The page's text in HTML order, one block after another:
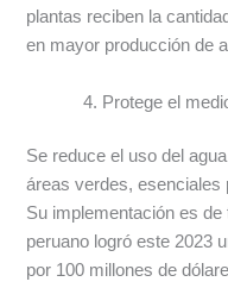
plantas reciben la
en mayor producción de
Protege el
Se reduce el uso del
áreas verdes, esenciales
Su implementación es
peruano logró este 2023
por 100 millones de